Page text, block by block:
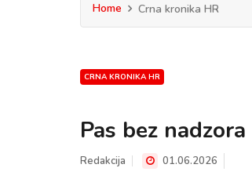
Home Crna kronika HR
CRNA KRONIKA HR
Pas bez
Redakcija 01.06.2026